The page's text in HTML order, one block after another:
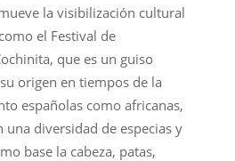
la visibilización cultural
el Festival de
que es un guiso
origen en tiempos de la
españolas como africanas,
una diversidad de especias y
base la cabeza, patas,